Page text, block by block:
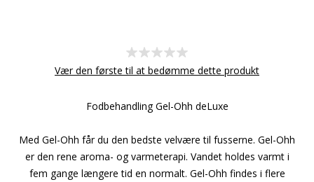
Vær den første til at bedømme dette produkt
Fodbehandling Gel-Ohh deLuxe
Med Gel-Ohh får du den bedste velvære til fusserne. Gel-Ohh
er den rene aroma- og varmeterapi. Vandet holdes varmt i
fem gange længere tid en normalt. Gel-Ohh findes i flere